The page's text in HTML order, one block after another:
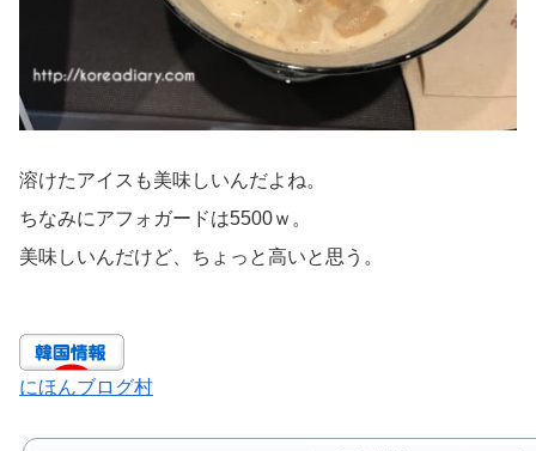
溶けたアイスも美味しいんだよね。
ちなみにアフォガードは5500ｗ。
美味しいんだけど、ちょっと高いと思う。
にほんブログ村